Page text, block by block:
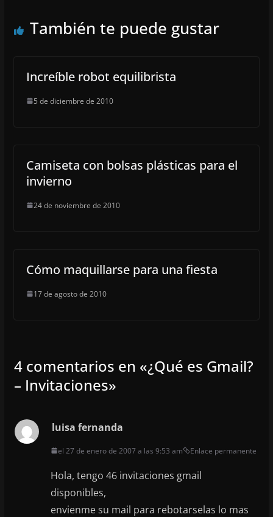
También te puede gustar
Increíble robot equilibrista
5 de diciembre de 2010
Camiseta con bolsas plásticas para el
invierno
24 de noviembre de 2010
Cómo maquillarse para una fiesta
17 de agosto de 2010
4 comentarios en «¿Qué es Gmail?
– Invitaciones»
luisa fernanda
el 27 de enero de 2007 a las 9:53 am Enlace permanente
Hola, tengo 46 invitaciones gmail
disponibles,
envienme su mail para rebotarselas lo mas